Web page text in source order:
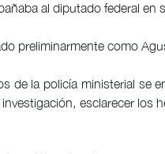
al diputado federal en
preliminarmente como
de la policía ministerial se
esclarecer los